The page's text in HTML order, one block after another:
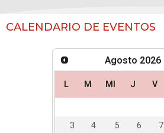
CALENDARIO DE EVENTOS
Agosto 2026
L M MI J V
3
4 5 6 7